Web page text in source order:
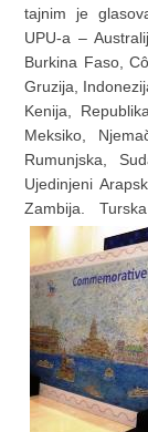
tajnim je
UPU-a –
Burkina Faso,
Gruzija,
Kenija,
Meksiko,
Rumunjska,
Ujedinjeni
Zambija.